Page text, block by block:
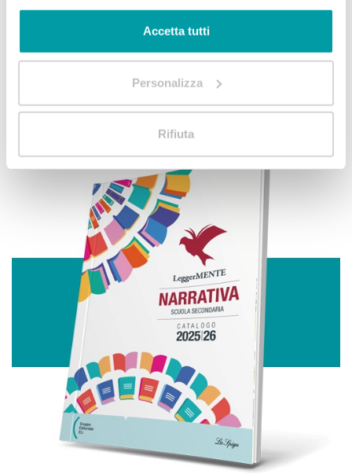
momento dalla Dichiarazione sui cookie o facendo clic
sull'icona di attivazione della privacy.
Con il tuo consenso, vorremmo anche:
raccogliere informazioni sulla tua posizione
geografica, con un'approssimazione di qualche
Identificare il tuo dispositivo, scansionandolo
attivamente alla ricerca di caratteristiche specifiche
(impronte digitali).
Approfondisci come vengono elaborati i tuoi dati personali
e imposta le tue preferenze nella
sezione dettagli
modificare o ritirare il tuo consenso in qualsiasi momento
dalla Dichiarazione sui cookie.
Utilizziamo i cookie per personalizzare contenuti ed
annunci, per fornire funzionalità dei social media e per
analizzare il nostro traffico. Condividiamo inoltre
informazioni sul modo in cui utilizza il nostro sito con i
nostri partner che si occupano di analisi dei dati web,
pubblicità e social media, i quali potrebbero combinarle
con altre informazioni che ha fornito loro o che hanno
raccolto dal suo utilizzo dei loro servizi.
Accetta tutti
Personalizza
Rifiuta